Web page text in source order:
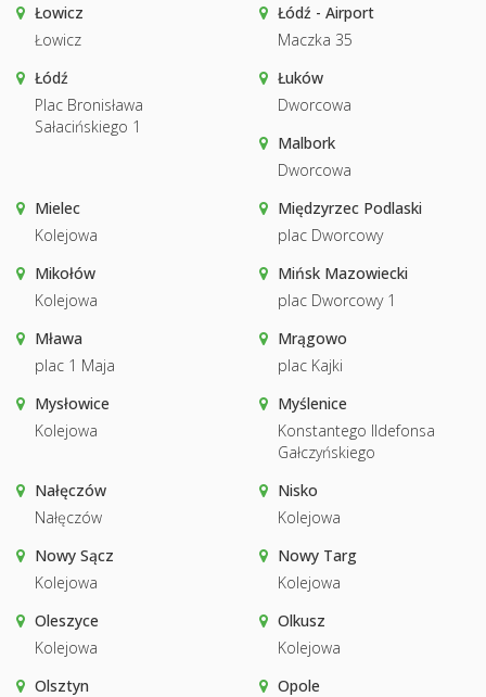
Łowicz
Łowicz
Łódź - Airport
Maczka 35
Łódź
Plac Bronisława
Sałacińskiego 1
Łuków
Dworcowa
Malbork
Dworcowa
Mielec
Kolejowa
Międzyrzec Podlaski
plac Dworcowy
Mikołów
Kolejowa
Mińsk Mazowiecki
plac Dworcowy 1
Mława
plac 1 Maja
Mrągowo
plac Kajki
Mysłowice
Kolejowa
Myślenice
Konstantego Ildefonsa
Gałczyńskiego
Nałęczów
Nałęczów
Nisko
Kolejowa
Nowy Sącz
Kolejowa
Nowy Targ
Kolejowa
Oleszyce
Kolejowa
Olkusz
Kolejowa
Olsztyn
Opole